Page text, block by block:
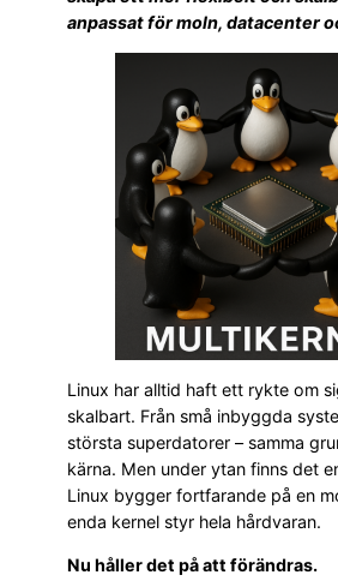
anpassat för moln, datacenter
Linux har alltid haft ett rykte om
skalbart. Från små inbyggda
största superdatorer – samma
kärna. Men under ytan finns det
Linux bygger fortfarande på en
enda kernel styr hela hårdvaran.
Nu håller det på att förändras.